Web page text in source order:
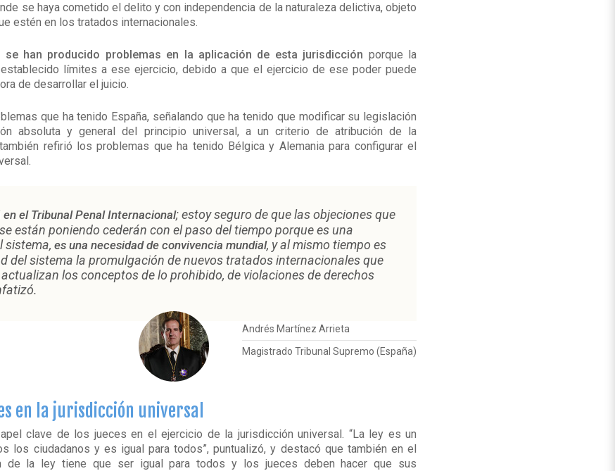
se haya cometido el delito y con independencia de la naturaleza delictiva, objeto
estén en los tratados internacionales.
se han producido problemas en la aplicación de esta jurisdicción porque la
límites a ese ejercicio, debido a que el ejercicio de ese poder puede
de desarrollar el juicio.
que ha tenido España, señalando que ha tenido que modificar su legislación
absoluta y general del principio universal, a un criterio de atribución de la
refirió los problemas que ha tenido Bélgica y Alemania para configurar el
el Tribunal Penal Internacional; estoy seguro de que las objeciones que
están poniendo cederán con el paso del tiempo porque es una
sistema,es una necesidad de convivencia mundial, y al mismo tiempo es
del sistema la promulgación de nuevos tratados internacionales que
actualizan los conceptos de lo prohibido, de violaciones de derechos
Andrés Martínez Arrieta
Magistrado Tribunal Supremo (España)
en la jurisdicción universal
clave de los jueces en el ejercicio de la jurisdicción universal. “La ley es un
los ciudadanos y es igual para todos”, puntualizó, y destacó que también en el
de la ley tiene que ser igual para todos y los jueces deben hacer que sus